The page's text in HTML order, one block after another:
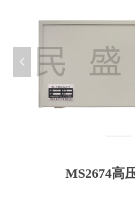
MS2674高
넳